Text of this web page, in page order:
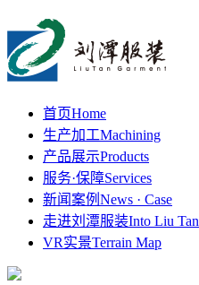
首页Home
生产加工Machining
产品展示Products
服务·保障Services
新闻案例 News · Case
走进刘潭服装Into Liu Tan
VR实景Terrain Map